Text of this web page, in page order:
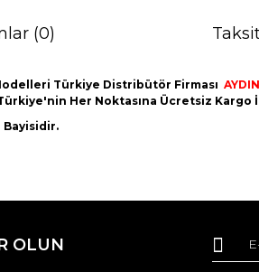
(0)
Türkiye Distribütör Firması AYDIN
Her Noktasına Ücretsiz Kargo
Bayisidir.
Yorum Yaz
OLUN